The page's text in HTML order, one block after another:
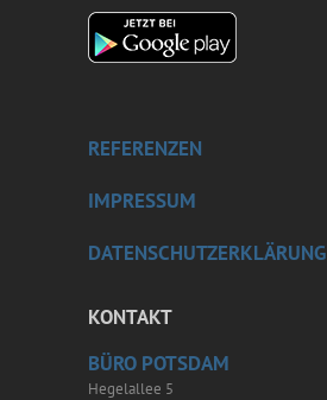
REFERENZEN
IMPRESSUM
DATENSCHUTZERKLÄRUNG
KONTAKT
BÜRO POTSDAM
Hegelallee 5